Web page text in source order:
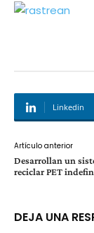
Linkedin
Artículo anterior
Desarrollan un
reciclar PET
DEJA UNA